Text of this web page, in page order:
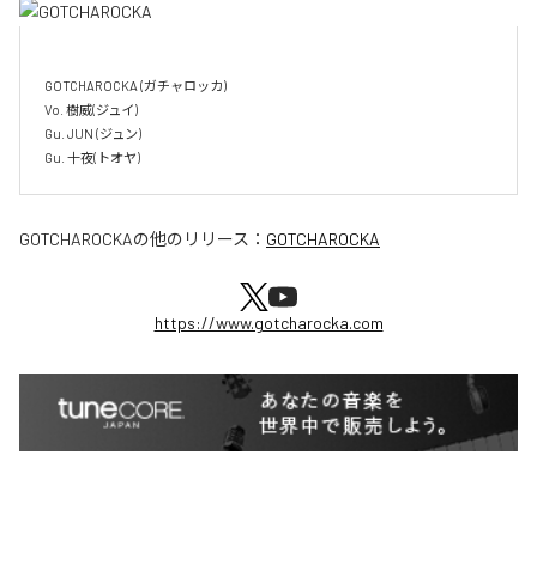
GOTCHAROCKA (ガチャロッカ)
Vo. 樹威(ジュイ)
Gu. JUN (ジュン)
GOTCHAROCKAの他のリリース： GOTCHAROCKA
https://www.gotcharocka.com